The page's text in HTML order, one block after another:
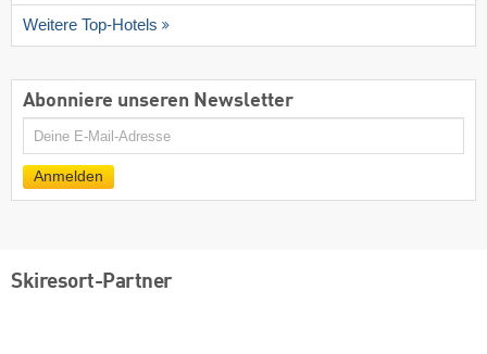
Weitere Top-Hotels
Abonniere unseren Newsletter
E-
Anmelden
Skiresort-Partner